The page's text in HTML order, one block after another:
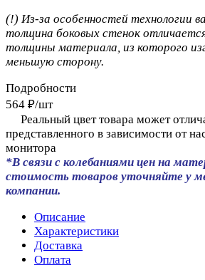
(!) Из-за особенностей технологии
толщина боковых стенок
толщины материала, из которого
меньшую сторону.
Подробности
564 ₽/шт
Реальный цвет товара может
представленного в зависимости от
монитора
*В связи с колебаниями цен на
стоимость товаров уточняйте у
компании.
Описание
Характеристики
Доставка
Оплата